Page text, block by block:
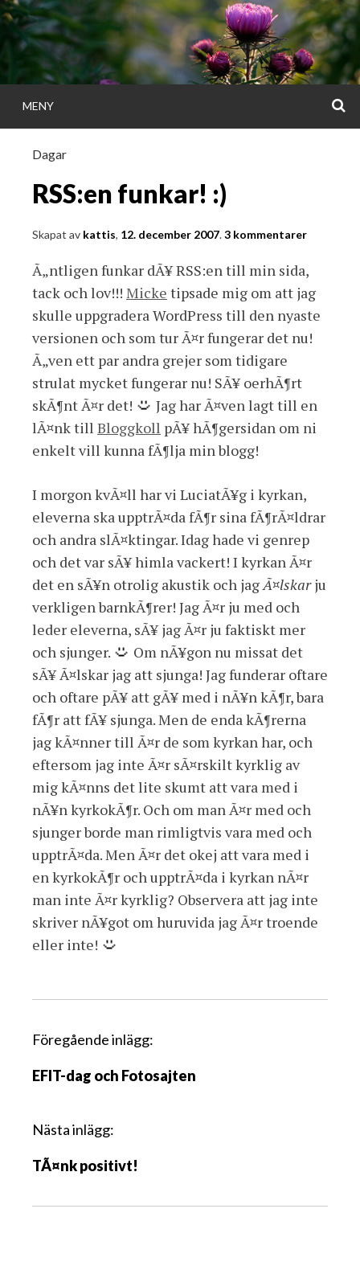
Gå
direkt
till
innehållet
i ord & bild
MENY
Dagar
RSS:en funkar! :)
Skapat av kattis, 12. december 2007.3 kommentarer
Ã„ntligen funkar dÃ¥ RSS:en till min sida,
tack och lov!!! Micke tipsade mig om att jag
skulle uppgradera WordPress till den nyaste
versionen och som tur Ã¤r fungerar det nu!
Ã„ven ett par andra grejer som tidigare
strulat mycket fungerar nu! SÃ¥ oerhÃ¶rt
skÃ¶nt Ã¤r det!
Jag har Ã¤ven lagt till en
lÃ¤nk till Bloggkoll pÃ¥ hÃ¶gersidan om ni
enkelt vill kunna fÃ¶lja min blogg!
I morgon kvÃ¤ll har vi LuciatÃ¥g i kyrkan,
eleverna ska upptrÃ¤da fÃ¶r sina fÃ¶rÃ¤ldrar
och andra slÃ¤ktingar. Idag hade vi genrep
och det var sÃ¥ himla vackert! I kyrkan Ã¤r
det en sÃ¥n otrolig akustik och jagÃ¤lskarju
verkligen barnkÃ¶rer! Jag Ã¤r ju med och
leder eleverna, sÃ¥ jag Ã¤r ju faktiskt mer
och sjunger.
Om nÃ¥gon nu missat det
sÃ¥ Ã¤lskar jag att sjunga! Jag funderar oftare
och oftare pÃ¥ att gÃ¥ med i nÃ¥n kÃ¶r, bara
fÃ¶r att fÃ¥ sjunga. Men de enda kÃ¶rerna
jag kÃ¤nner till Ã¤r de som kyrkan har, och
eftersom jag inte Ã¤r sÃ¤rskilt kyrklig av
mig kÃ¤nns det lite skumt att vara med i
nÃ¥n kyrkokÃ¶r. Och om man Ã¤r med och
sjunger borde man rimligtvis vara med och
upptrÃ¤da. Men Ã¤r det okej att vara med i
en kyrkokÃ¶r och upptrÃ¤da i kyrkan nÃ¤r
man inte Ã¤r kyrklig? Observera att jag inte
skriver nÃ¥got om huruvida jag Ã¤r troende
eller inte!
I
l
g
s
a
Föregående inlägg:
EFIT-dag och Fotosajten
Nästa inlägg:
TÃ¤nk positivt!